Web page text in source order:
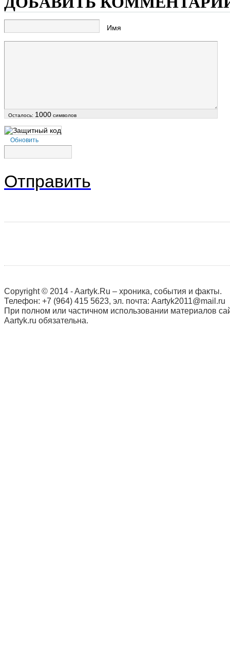
Имя
Осталось: 1000 символов
Обновить
Отправить
Copyright © 2014 - Aartyk.Ru – хроника, события и факты.
Телефон: +7 (964) 415 5623, эл. почта: Aartyk2011@mail.ru
При полном или частичном использовании материалов
Aartyk.ru oбязательна.